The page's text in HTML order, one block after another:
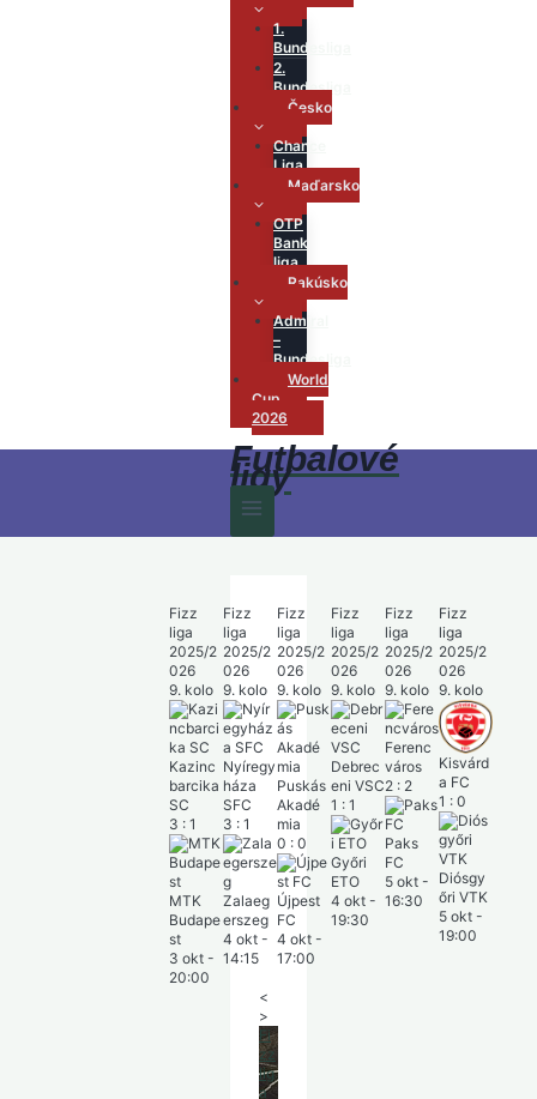
1.
Bundesliga
2.
Bundesliga
Česko
Chance
Liga
Maďarsko
OTP
Bank
liga
Rakúsko
Admiral
–
Bundesliga
World
Cup
2026
Futbalové
ligy
Fizz
liga
2025/2
026
9. kolo
Kazinc
barcika
SC
1
MTK
Budape
3 okt -
20:00
Fizz
liga
2025/2
026
9. kolo
Nyíregy
háza
SFC
1
Zalaeg
erszeg
4 okt -
14:15
Fizz
liga
2025/2
026
9. kolo
Puskás
Akadé
mia
0 0
Újpest
FC
4 okt -
17:00
Fizz
liga
2025/2
026
9. kolo
Debrec
eni VSC
1 1
Győri
ETO
4 okt -
19:30
Fizz
liga
2025/2
026
9. kolo
Ferenc
város
2 : 2
Paks
5 okt -
16:30
Fizz
liga
2025/2
026
9. kolo
Kisvárd
a FC
1 : 0
Diósgy
őri VTK
5 okt -
19:00
<
>
Fi
zz
lig
a